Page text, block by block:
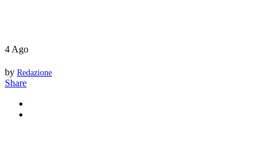
4 Ago
by Redazione
Share